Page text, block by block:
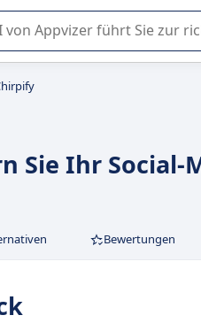
Sie bei der Nutzung oder
Sie Ihr Social-
Bewertungen